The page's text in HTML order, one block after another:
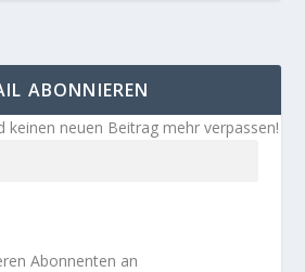
ABONNIEREN
keinen neuen Beitrag mehr verpassen!
Abonnenten an